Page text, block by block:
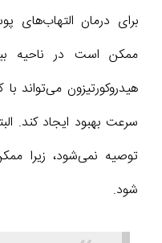
برای درمان التهاب‌های
ممکن است در ناحیه
هیدروکورتیزون می‌تواند
سرعت بهبود ایجاد کند.
توصیه نمی‌شود، زیرا
شود.